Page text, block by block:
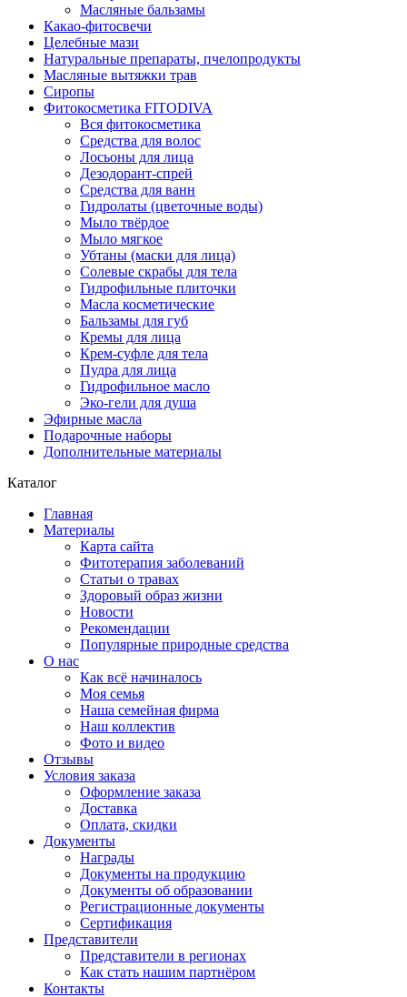
Масляные бальзамы
Какао-фитосвечи
Целебные мази
Натуральные препараты, пчелопродукты
Масляные вытяжки трав
Сиропы
Фитокосметика FITODIVA
Вся фитокосметика
Средства для волос
Лосьоны для лица
Дезодорант-спрей
Средства для ванн
Гидролаты (цветочные воды)
Мыло твёрдое
Мыло мягкое
Убтаны (маски для лица)
Солевые скрабы для тела
Гидрофильные плиточки
Масла косметические
Бальзамы для губ
Кремы для лица
Крем-суфле для тела
Пудра для лица
Гидрофильное масло
Эко-гели для душа
Эфирные масла
Подарочные наборы
Дополнительные материалы
Каталог
Главная
Материалы
Карта сайта
Фитотерапия заболеваний
Статьи о травах
Здоровый образ жизни
Новости
Рекомендации
Популярные природные средства
О нас
Как всё начиналось
Моя семья
Наша семейная фирма
Наш коллектив
Фото и видео
Отзывы
Условия заказа
Оформление заказа
Доставка
Оплата, скидки
Документы
Награды
Документы на продукцию
Документы об образовании
Регистрационные документы
Сертификация
Представители
Представители в регионах
Как стать нашим партнёром
Контакты